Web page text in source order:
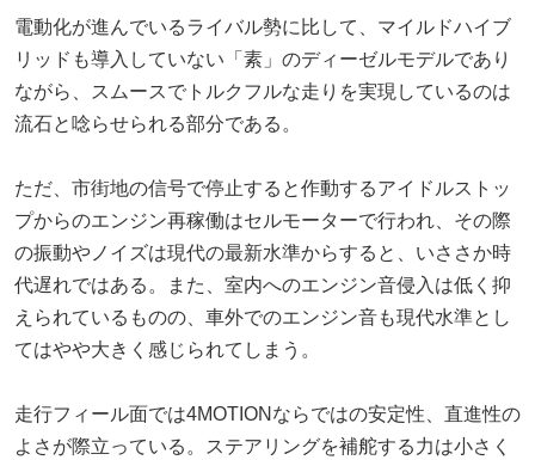
電動化が進んでいるライバル勢に比して、マイルドハイブ
リッドも導入していない「素」のディーゼルモデルであり
ながら、スムースでトルクフルな走りを実現しているのは
流石と唸らせられる部分である。
ただ、市街地の信号で停止すると作動するアイドルストッ
プからのエンジン再稼働はセルモーターで行われ、その際
の振動やノイズは現代の最新水準からすると、いささか時
代遅れではある。また、室内へのエンジン音侵入は低く抑
えられているものの、車外でのエンジン音も現代水準とし
てはやや大きく感じられてしまう。
走行フィール面では4MOTIONならではの安定性、直進性の
よさが際立っている。ステアリングを補舵する力は小さく